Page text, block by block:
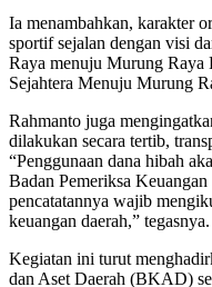
Ia menambahkan, karakter
sportif sejalan dengan visi
Raya menuju Murung
Sejahtera Menuju Murung
Rahmanto juga
dilakukan secara tertib,
“Penggunaan dana hibah
Badan Pemeriksa
pencatatannya wajib
keuangan daerah,” tegasnya.
Kegiatan ini turut
dan Aset Daerah (BKAD)